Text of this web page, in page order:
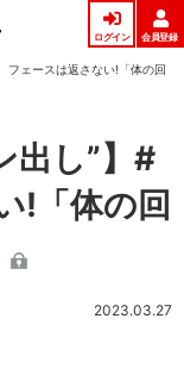
ログイン 会員登録
フェースは返さない!「体の回
出し”】#
!「体の回
2023.03.27